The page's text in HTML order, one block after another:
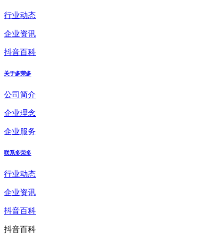
行业动态
企业资讯
抖音百科
关于多荣多
公司简介
企业理念
企业服务
联系多荣多
行业动态
企业资讯
抖音百科
抖音百科